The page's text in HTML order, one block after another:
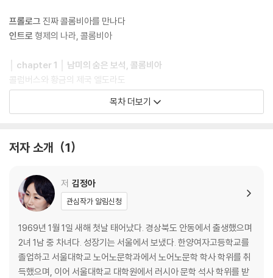
프롤로그 진짜 콜롬비아를 만나다
인트로 형제의 나라, 콜롬비아
│ chapter 1 │ 남미의 숨은 보석, 콜롬비아
콜럼버스와 황금의 제국 엘도라도
콜롬비아의 어제와 오늘
수백만 개의 목소리, 단 하나의 나라
독립 영웅, 시몬 볼리바르
│ chapter 2 │ 콜롬비아 문화와 산업
커피 생산 거점, 조나 카페테라
콜롬비아 커피 이야기
가비오타스 마을의 실험
세계 꽃 1위 생산국
지상 최대의 나비 천국
세계 최고의 에메랄드 생산지
목차 더보기
저자 소개 1
저 김정아
관심작가 알림신청
1969년 1월 1일 새해 첫날 태어났다. 경상북도 안동에서 출생했으며
2녀 1남 중 차녀다. 성장기는 서울에서 보냈다. 한양여자고등학교를
졸업하고 서울대학교 노어노문학과에서 노어노문학 학사 학위를 취
득했으며, 이어 서울대학교 대학원에서 러시아 문학 석사 학위를 받